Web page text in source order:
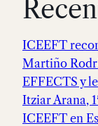
ICEEFT
Martiño
EFFECTS y
Itziar Arana,
ICEEFT en